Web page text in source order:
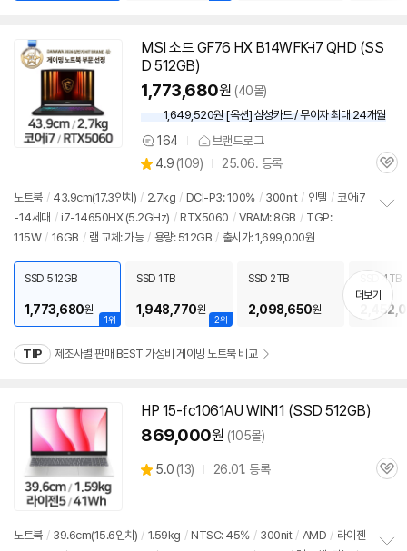
MSI 소드 GF76 HX B14WFK-i7 QHD (SS
D 512GB)
1,773,680원 (40몰)
1,649,520원 [옥션] 삼성카드 / 무이자 최대 24개월
상
품
견
164 브랜드로그
별
점
4.9 (상
리
뷰
109) 25.06. 등록
관
노트북 / 43.9cm(17.3인치) / 2.7kg / DCI-P3: 100% / 300nit / 인텔 / 코어i7
-14세대 / i7-14650HX (5.2GHz) / RTX5060 / VRAM: 8GB / TGP:
115W / 16GB / 램 교체: 가능 / 용량: 512GB / 출시가: 1,699,000원
치
기
1위
SSD 512GB
1,773,680원
2위
SSD 1TB
1,948,770원
SSD 2TB
2,098,650원
SSD 4TB
더보기
TIP 제조사별 판매 BEST 가성비 게이밍 노트북 비교
HP 15-fc1061AU WIN11 (SSD 512GB)
869,000원 (105몰)
별
5.0 (상
뷰
13) 26.01. 등록
관
노트북 / 39.6cm(15.6인치) / 1.59kg / NTSC: 45% / 300nit / AMD / 라이젠